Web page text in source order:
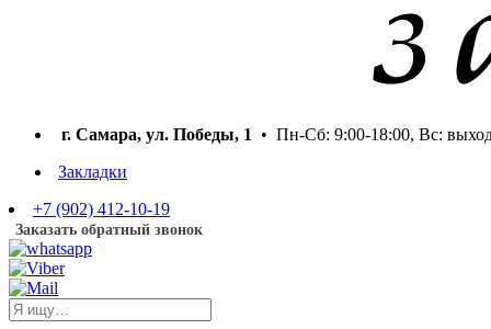
г. Самара, ул. Победы, 1
• Пн-Сб: 9:00-18:00, Вс:
Закладки
+7 (902) 412-10-19
Заказать обратный звонок